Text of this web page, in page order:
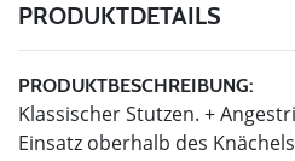
PRODUKTDETAILS
PRODUKTBESCHREIBUNG:
Klassischer Stutzen. +
Einsatz oberhalb des